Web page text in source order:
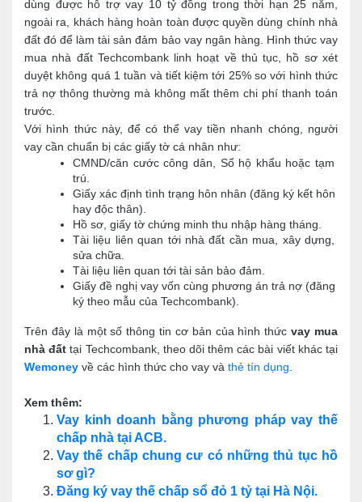
dùng được hỗ trợ vay 10 tỷ đồng trong thời hạn 25 năm,
ngoài ra, khách hàng hoàn toàn được quyền dùng chính nhà
đất đó để làm tài sản đảm bảo vay ngân hàng. Hình thức vay
mua nhà đất Techcombank linh hoạt về thủ tục, hồ sơ xét
duyệt không quá 1 tuần và tiết kiệm tới 25% so với hình thức
trả nợ thông thường mà không mất thêm chi phí thanh toán
trước.
Với hình thức này, để có thể vay tiền nhanh chóng, người
vay cần chuẩn bị các giấy tờ cá nhân như:
CMND/căn cước công dân, Sổ hộ khẩu hoặc tạm
trú.
Giấy xác định tình trạng hôn nhân (đăng ký kết hôn
hay độc thân).
Hồ sơ, giấy tờ chứng minh thu nhập hàng tháng.
Tài liệu liên quan tới nhà đất cần mua, xây dựng,
sửa chữa.
Tài liệu liên quan tới tài sản bảo đảm.
Giấy đề nghị vay vốn cùng phương án trả nợ (đăng
ký theo mẫu của Techcombank).
Trên đây là một số thông tin cơ bản của hình thức vay mua
nhà đất
Wemoney về các hình thức cho vay và thẻ tín dụng
Xem thêm:
Vay kinh doanh bằng phương pháp vay thế
chấp nhà tại ACB.
Vay thế chấp chung cư có những thủ tục hồ
sơ gì?
Đăng ký vay thế chấp sổ đỏ 1 tỷ tại Hà Nội.